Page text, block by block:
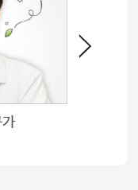
한국인이라고
새로 태어나게 한 거죠